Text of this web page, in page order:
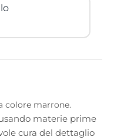
colore marrone.
materie prime
cura del dettaglio